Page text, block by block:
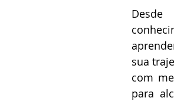
sua
com
para